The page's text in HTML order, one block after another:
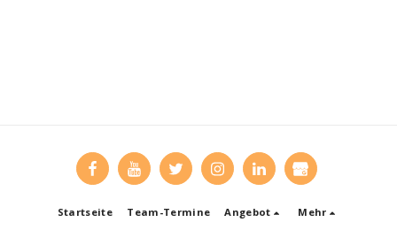
Startseite Team-Termine Angebot Mehr